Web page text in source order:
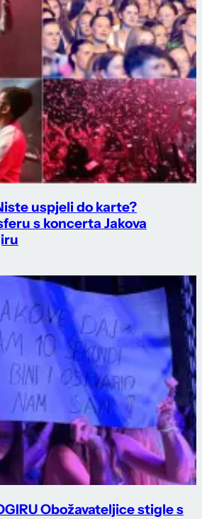
uspjeli do karte?
s koncerta Jakova
Obožavateljice stigle s